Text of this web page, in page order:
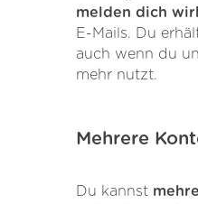
melden dich
E-Mails. Du
auch wenn du
mehr nutzt.
Mehrere
Du kannst